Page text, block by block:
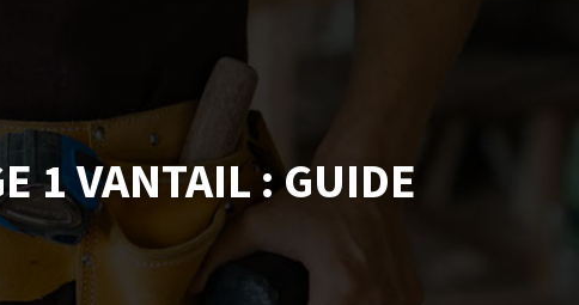
1 VANTAIL : GUIDE